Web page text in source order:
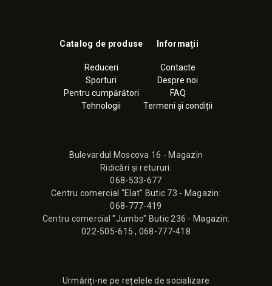
Catalog de produse
Reduceri
Sporturi
Pentru cumpărători
Tehnologii
Informaţii
Contacte
Despre noi
FAQ
Termeni și condiții
Bulevardul Moscova 16 - Magazin
Ridicări și retururi:
068-533-677
Сentru comercial "Elat" Butic 73 - Magazin:
068-777-419
Сentru comercial "Jumbo" Butic 236 - Magazin:
022-505-615, 068-777-418
Urmăriți-ne pe rețelele de socializare